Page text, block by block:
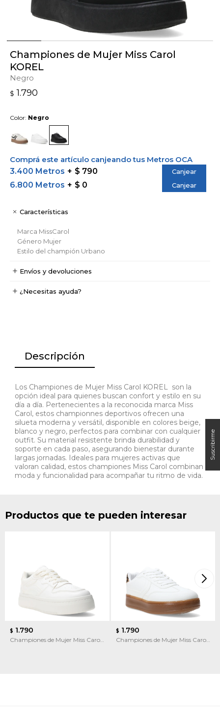
Championes de Mujer Miss Carol
KOREL
Negro
$ 1.790
Color: Negro
Comprá este artículo canjeando tus Metros OCA
3.400 Metros
$ 790 Canjear
6.800 Metros $ 0 Canjear
Características
Marca MissCarol
Género Mujer
Estilo del champión Urbano
Envíos y devoluciones
¿Necesitas ayuda?
Descripción
Los Championes de Mujer Miss Carol KOREL son la
opción ideal para quienes buscan confort y estilo en su
día a día. Pertenecientes a la reconocida marca Miss
Carol, estos championnes deportivos ofrecen una
silueta moderna y versátil, disponible en colores beige,
blanco y negro, perfectos para combinar con cualquier
outfit. Su material resistente brinda durabilidad y
soporte en cada paso, asegurando bienestar durante
largas jornadas. Ideales para mujeres activas que
valoran calidad, estos championes Miss Carol combinan
moda y funcionalidad para acompañar tu ritmo de vida.
Productos que te pueden interesar
$ 1.790
Championes de Mujer Miss Carol
$ 1.790
Championes de Mujer Miss Carol